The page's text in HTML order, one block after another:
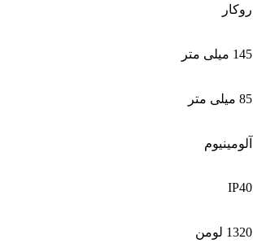
روکار
145 میلی متر
85 میلی متر
آلومینیوم
IP40
1320 لومن